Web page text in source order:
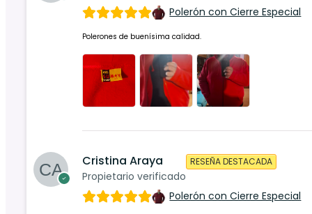
Polerón con Cierre Especial
Polerones de buenísima calidad.
Cristina Araya
Propietario verificado
RESEÑA DESTACADA
Polerón con Cierre Especial